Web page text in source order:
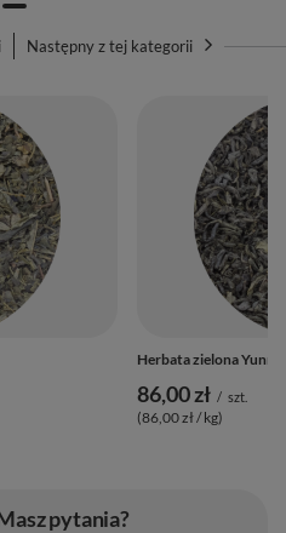
Następny z tej kategorii
Herbata zielona
86,00 zł / szt.
(86,00 zł / kg)
pytania?